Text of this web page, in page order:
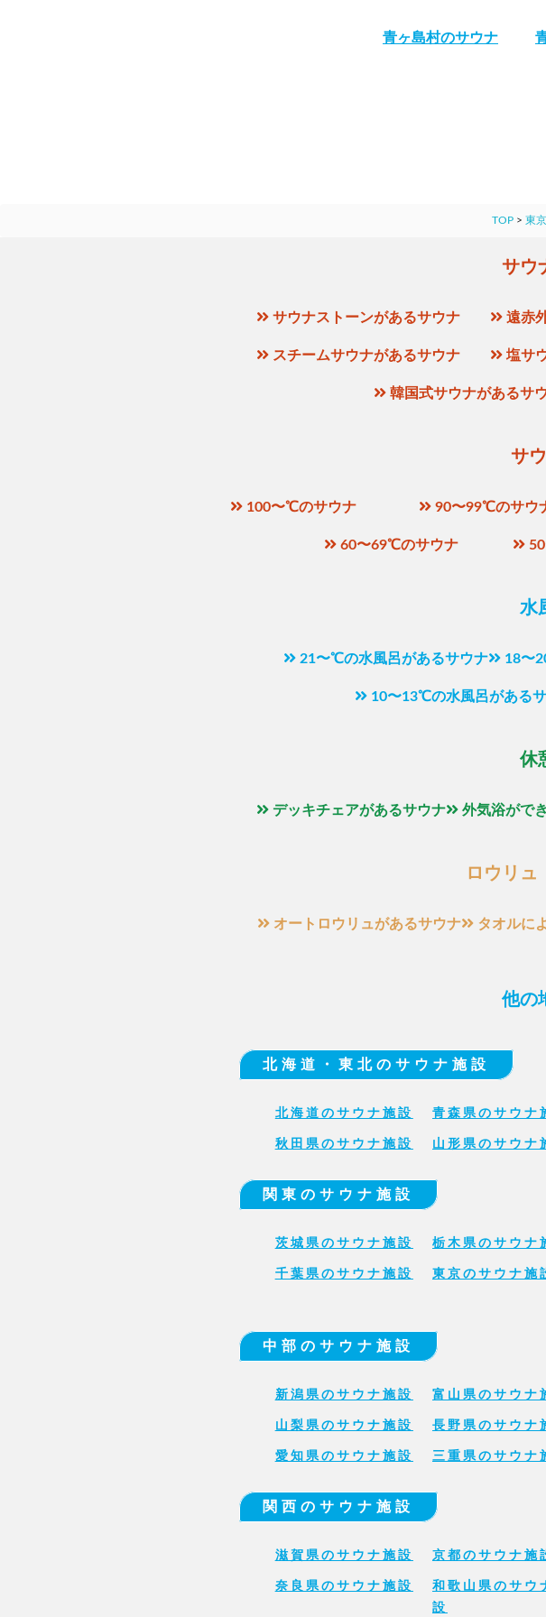
青ヶ島村のサウナ
TOP > 東
サウ
サウナストーンがあるサウナ 遠赤
スチームサウナがあるサウナ 塩サ
韓国式サウナがあるサ
サ
100〜℃のサウナ 90〜99℃のサウ
60〜69℃のサウナ
水
21〜℃の水風呂があるサウナ 18〜
10〜13℃の水風呂がある
休
デッキチェアがあるサウナ 外気浴がで
ロウリュ
オートロウリュがあるサウナ タオルに
他の
北海道・東北のサウナ施設
北海道のサウナ施設 青森県のサウナ
秋田県のサウナ施設 山形県のサウナ
関東のサウナ施設
茨城県のサウナ施設 栃木県のサウナ
千葉県のサウナ施設 東京のサウナ施
中部のサウナ施設
新潟県のサウナ施設 富山県のサウナ
山梨県のサウナ施設 長野県のサウナ
愛知県のサウナ施設 三重県のサウナ
関西のサウナ施設
滋賀県のサウナ施設 京都のサウナ施
奈良県のサウナ施設
和歌山県のサウ
設